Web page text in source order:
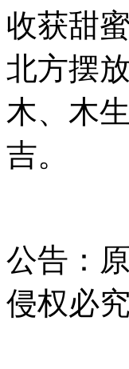
收获甜
北方摆
木、木
吉。
公告：
侵权必